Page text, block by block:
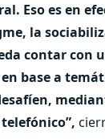
Eso es en
la
contar con
base a